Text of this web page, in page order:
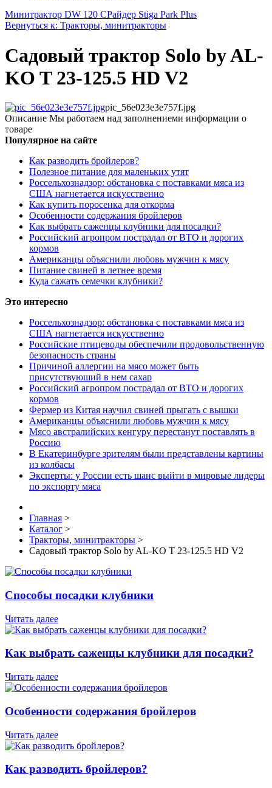
Минитрактор DW 120 СРайдер Stiga Park Plus
Вернуться к: Тракторы, минитракторы
Садовый трактор Solo by AL-
KO T 23-125.5 HD V2
pic_56e023e3e757f.jpg
Описание Мы работаем над заполнениеми информации о
товаре
Популярное на сайте
Как разводить бройлеров?
Полезное питание для маленьких утят
Россельхознадзор: обстановка с поставками мяса из
США нагнетается искусственно
Как купить поросенка для откорма
Особенности содержания бройлеров
Как выбрать саженцы клубники для посадки?
Российский агропром пострадал от ВТО и дорогих
кормов
Американцы объяснили любовь мужчин к мясу
Питание свиней в летнее время
Куда сажать семечки клубники?
Это интересно
Россельхознадзор: обстановка с поставками мяса из
США нагнетается искусственно
Российские птицеводы обеспечили продовольственную
безопасность страны
Причиной аллергии на мясо может быть
присутствуюший в нем сахар
Российский агропром пострадал от ВТО и дорогих
кормов
Фермер из Китая научил свиней прыгать с вышки
Американцы объяснили любовь мужчин к мясу
Мясо австралийских кенгуру перестанут поставлять в
Россию
В Екатеринбурге зрителям были представлены картины
из колбасы
Эксперты: у России есть шанс выйти в мировые лидеры
по экспорту мяса
Главная >
Каталог >
Тракторы, минитракторы >
Садовый трактор Solo by AL-KO T 23-125.5 HD V2
Способы посадки клубники
Читать далее
Как выбрать саженцы клубники для посадки?
Читать далее
Особенности содержания бройлеров
Читать далее
Как разводить бройлеров?